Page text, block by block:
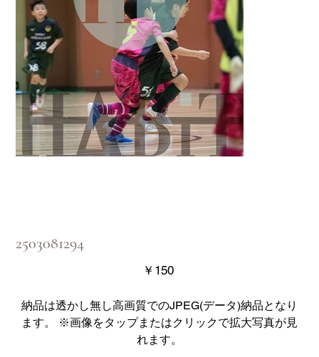
2503081294
価
格
￥150
納品は透かし無し高画質でのJPEG(データ)納品となり
ます。 ※画像をタップまたはクリックで拡大写真が見
れます。